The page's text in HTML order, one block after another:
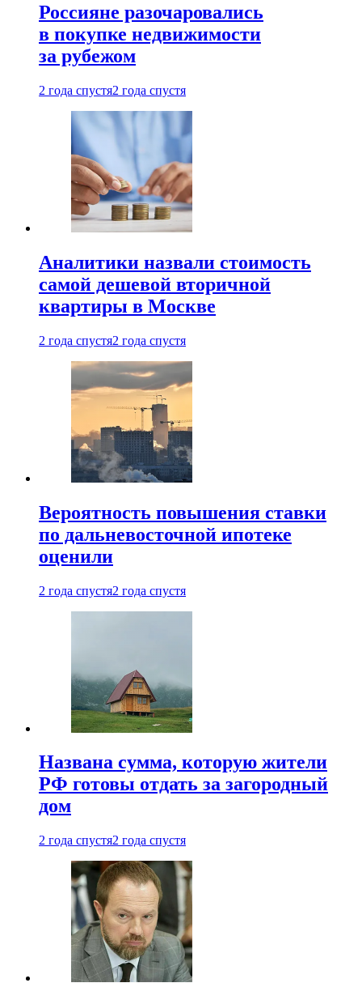
Россияне разочаровались
в покупке недвижимости
за рубежом
2 года спустя2 года спустя
Аналитики назвали стоимость
самой дешевой вторичной
квартиры в Москве
2 года спустя2 года спустя
Вероятность повышения ставки
по дальневосточной ипотеке
оценили
2 года спустя2 года спустя
Названа сумма, которую жители
РФ готовы отдать за загородный
дом
2 года спустя2 года спустя